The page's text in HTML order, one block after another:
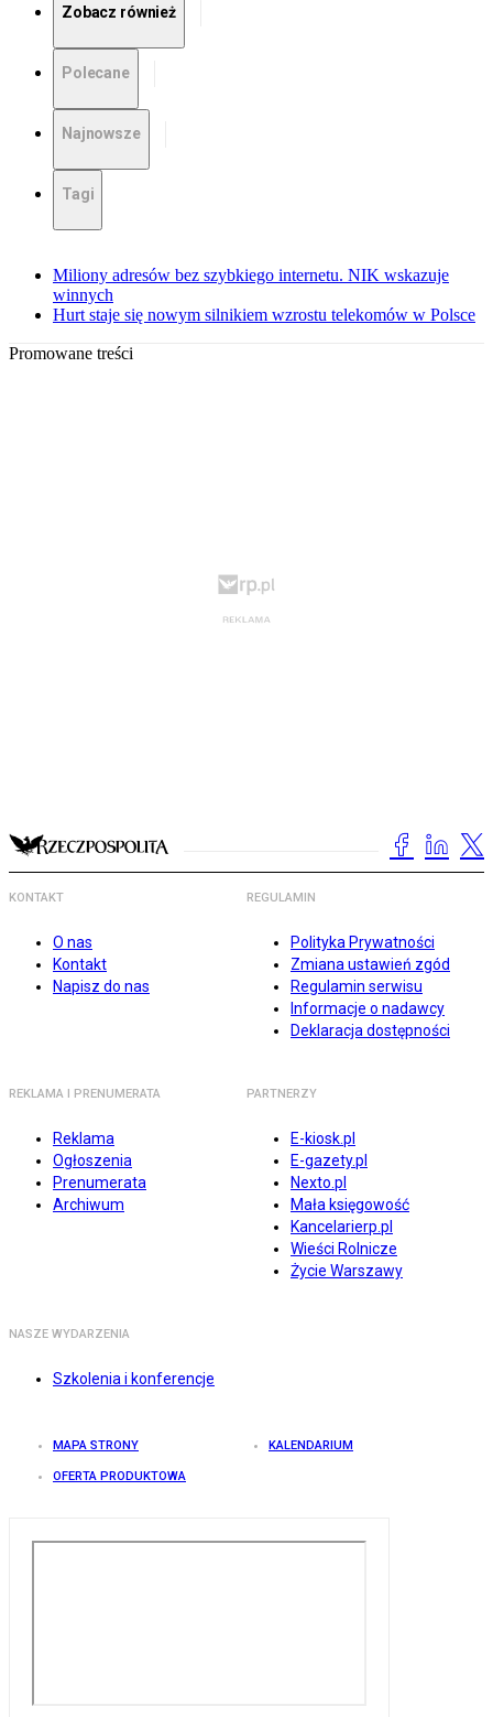
Zobacz również
Polecane
Najnowsze
Tagi
Miliony adresów bez szybkiego internetu. NIK wskazuje
winnych
Hurt staje się nowym silnikiem wzrostu telekomów w Polsce
Promowane treści
KONTAKT
O nas
Kontakt
Napisz do nas
REGULAMIN
Polityka Prywatności
Zmiana ustawień zgód
Regulamin serwisu
Informacje o nadawcy
Deklaracja dostępności
REKLAMA I PRENUMERATA
Reklama
Ogłoszenia
Prenumerata
Archiwum
PARTNERZY
E-kiosk.pl
E-gazety.pl
Nexto.pl
Mała księgowość
Kancelarierp.pl
Wieści Rolnicze
Życie Warszawy
NASZE WYDARZENIA
Szkolenia i konferencje
MAPA STRONY KALENDARIUM
OFERTA PRODUKTOWA